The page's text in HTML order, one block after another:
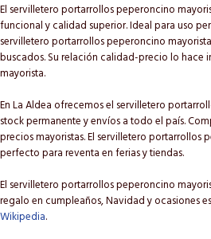
El servilletero portarrollos peperoncino
funcional y calidad superior. Ideal para uso
servilletero portarrollos peperoncino
buscados. Su relación calidad-precio lo hace
mayorista.
En La Aldea ofrecemos el servilletero
stock permanente y envíos a todo el país.
precios mayoristas. El servilletero portarrollos
perfecto para reventa en ferias y tiendas.
El servilletero portarrollos peperoncino
regalo en cumpleaños, Navidad y ocasiones
Wikipedia.